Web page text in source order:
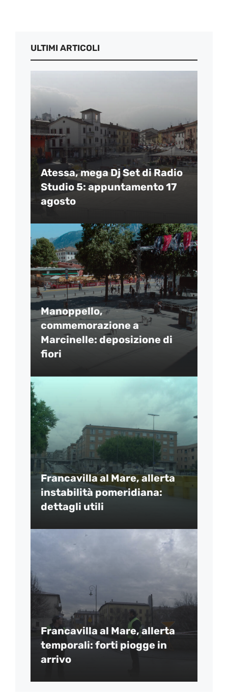
ULTIMI ARTICOLI
Atessa, mega Dj Set di Radio
Studio 5: appuntamento 17
agosto
Manoppello,
commemorazione a
Marcinelle: deposizione di
fiori
Francavilla al Mare, allerta
instabilità pomeridiana:
dettagli utili
Francavilla al Mare, allerta
temporali: forti piogge in
arrivo